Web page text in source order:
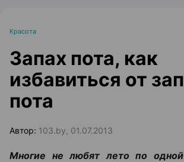
Красота
Запах пота, как
избавиться от
пота
Автор: 103.by, 01.07.2013
Многие не любят лето по